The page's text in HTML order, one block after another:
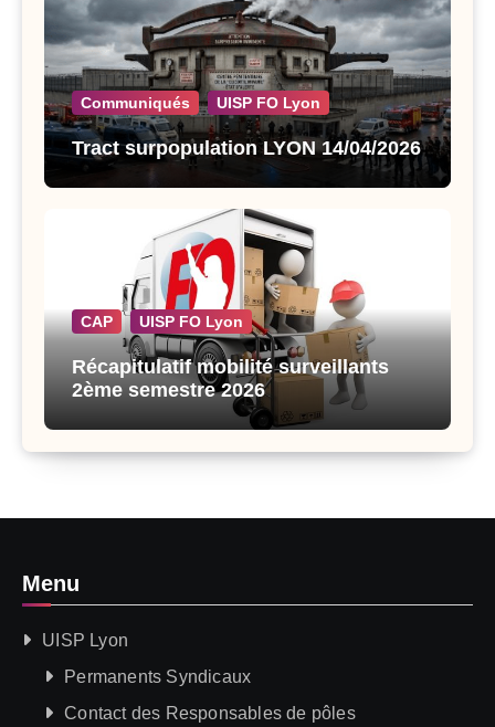
Communiqués UISP FO Lyon
Tract surpopulation LYON 14/04/2026
CAP UISP FO Lyon
Récapitulatif mobilité surveillants
2ème semestre 2026
Menu
UISP Lyon
Permanents Syndicaux
Contact des Responsables de pôles